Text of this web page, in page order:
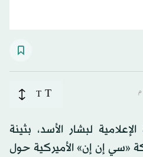
T
T
لبشار الأسد، بثينة
إن إن» الأميركية حول